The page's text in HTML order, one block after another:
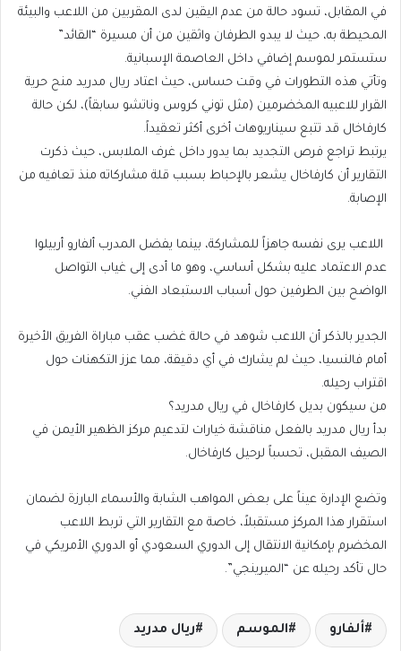
في المقابل، تسود حالة من عدم اليقين لدى المقربين من اللاعب والبيئة
المحيطة به، حيث لا يبدو الطرفان واثقين من أن مسيرة “القائد”
ستستمر لموسم إضافي داخل العاصمة الإسبانية.
وتأتي هذه التطورات في وقت حساس، حيث اعتاد ريال مدريد منح حرية
القرار للاعبيه المخضرمين (مثل توني كروس وناتشو سابقاً)، لكن حالة
كارفاخال قد تتبع سيناريوهات أخرى أكثر تعقيداً.
يرتبط تراجع فرص التجديد بما يدور داخل غرف الملابس، حيث ذكرت
التقارير أن كارفاخال يشعر بالإحباط بسبب قلة مشاركاته منذ تعافيه من
الإصابة.
اللاعب يرى نفسه جاهزاً للمشاركة، بينما يفضل المدرب ألفارو أربيلوا
عدم الاعتماد عليه بشكل أساسي، وهو ما أدى إلى غياب التواصل
الواضح بين الطرفين حول أسباب الاستبعاد الفني.
الجدير بالذكر أن اللاعب شوهد في حالة غضب عقب مباراة الفريق الأخيرة
أمام فالنسيا، حيث لم يشارك في أي دقيقة، مما عزز التكهنات حول
اقتراب رحيله.
من سيكون بديل كارفاخال في ريال مدريد؟
بدأ ريال مدريد بالفعل مناقشة خيارات لتدعيم مركز الظهير الأيمن في
الصيف المقبل، تحسباً لرحيل كارفاخال.
وتضع الإدارة عيناً على بعض المواهب الشابة والأسماء البارزة لضمان
استقرار هذا المركز مستقبلاً، خاصة مع التقارير التي تربط اللاعب
المخضرم بإمكانية الانتقال إلى الدوري السعودي أو الدوري الأمريكي في
حال تأكد رحيله عن “الميرينجي”.
ألفارو الموسم ريال مدريد